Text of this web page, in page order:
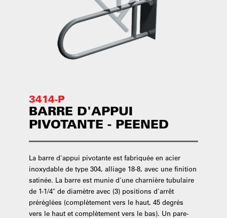
3414-P
BARRE D'APPUI
PIVOTANTE - PEENED
La barre d'appui pivotante est fabriquée en acier
inoxydable de type 304, alliage 18-8, avec une finition
satinée. La barre est munie d'une charnière tubulaire
de 1-1/4" de diamètre avec (3) positions d'arrêt
préréglées (complètement vers le haut, 45 degrés
vers le haut et complètement vers le bas). Un pare-